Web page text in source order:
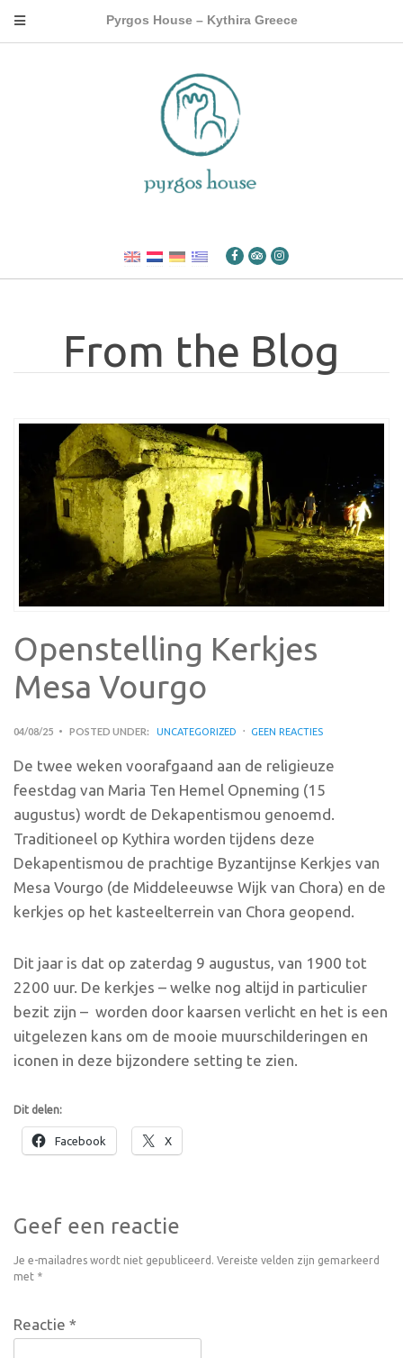
Pyrgos House – Kythira Greece
From the Blog
Openstelling Kerkjes
Mesa Vourgo
04/08/25 POSTED UNDER: UNCATEGORIZED GEEN REACTIES
De twee weken voorafgaand aan de religieuze
feestdag van Maria Ten Hemel Opneming (15
augustus) wordt de Dekapentismou genoemd.
Traditioneel op Kythira worden tijdens deze
Dekapentismou de prachtige Byzantijnse Kerkjes van
Mesa Vourgo (de Middeleeuwse Wijk van Chora) en de
kerkjes op het kasteelterrein van Chora geopend.
Dit jaar is dat op zaterdag 9 augustus, van 1900 tot
2200 uur. De kerkjes – welke nog altijd in particulier
bezit zijn – worden door kaarsen verlicht en het is een
uitgelezen kans om de mooie muurschilderingen en
iconen in deze bijzondere setting te zien.
Dit delen:
Facebook X
Geef een reactie
Je e-mailadres wordt niet gepubliceerd.
Vereiste velden zijn gemarkeerd
met *
Reactie *